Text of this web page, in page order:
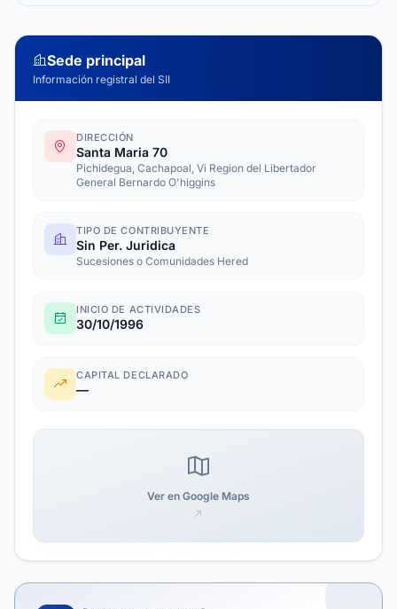
Sede principal
Información registral del SII
DIRECCIÓN
Santa Maria 70
Pichidegua, Cachapoal, Vi Region del Libertador
General Bernardo O'higgins
TIPO DE CONTRIBUYENTE
Sin Per. Juridica
Sucesiones o Comunidades Hered
INICIO DE ACTIVIDADES
30/10/1996
CAPITAL DECLARADO
—
Ver en Google Maps